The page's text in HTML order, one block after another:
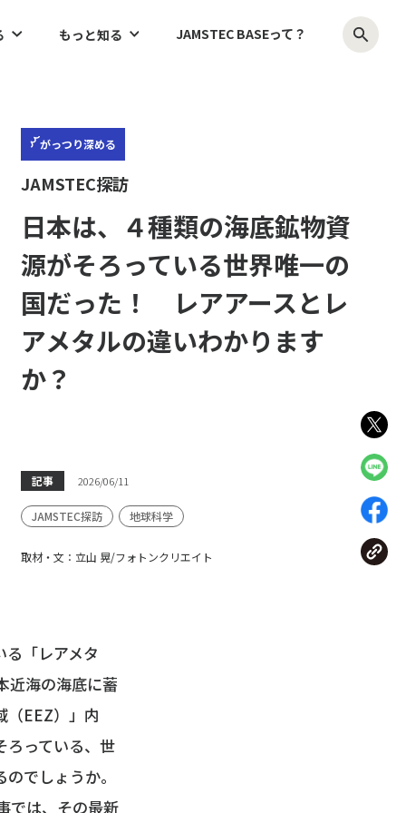
もっと知る JAMSTEC BASEって？
がっつり深める
JAMSTEC探訪
日本は、４種類の海底鉱物資
源がそろっている世界唯一の
国だった！ レアアースとレ
アメタルの違いわかります
か？
記事 2026/06/11
JAMSTEC探訪 地球科学
取材・文：立山 晃/フォトンクリエイト
「レアメタ
近海の海底に蓄
（EEZ）」内
ろっている、世
でしょうか。
では、その最新